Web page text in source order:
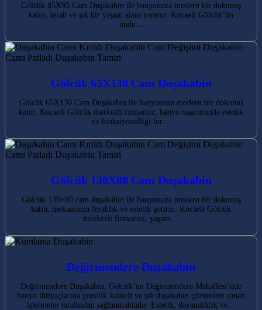
Gölcük 85X95 Cam Duşakabin ile banyonuza modern bir dokunuş
katın, ferah ve şık bir yaşam alanı yaratın. Kocaeli Gölcük’ün
önde…
Gölcük 65X130 Cam Duşakabin
Gölcük 65X130 Cam Duşakabin ile banyonuza modern bir dokunuş
katın. Kocaeli Gölcük merkezli firmamız, banyo tasarımında estetik
ve fonksiyonelliği bir…
Gölcük 130X80 Cam Duşakabin
Gölcük 130×80 cam duşakabin ile banyonuza modern bir dokunuş
katın, mekanınıza ferahlık ve estetik getirin. Kocaeli Gölcük
merkezli firmamız, yaşam…
Değirmendere Duşakabin
Değirmendere Duşakabin, Gölcük’ün Değirmendere Mahallesi’nde
banyo ihtiyaçlarına yönelik kaliteli ve şık duşakabin çözümleri sunan
işletmeler tarafından sağlanmaktadır. Estetik, dayanıklılık ve…